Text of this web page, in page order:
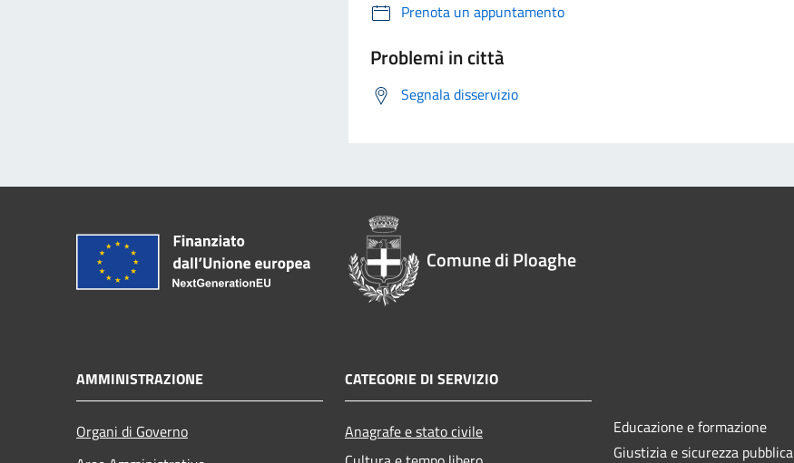
Prenota un appuntamento
Problemi in città
Segnala disservizio
Comune di Ploaghe
AMMINISTRAZIONE
Organi di Governo
CATEGORIE DI SERVIZIO
Anagrafe e stato civile
Educazione e formazione
Giustizia e sicurezza pubblica